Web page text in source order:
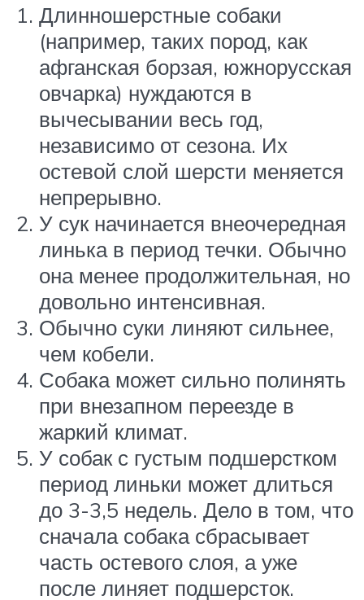
Длинношерстные собаки
(например, таких пород, как
афганская борзая, южнорусская
овчарка) нуждаются в
вычесывании весь год,
независимо от сезона. Их
остевой слой шерсти меняется
непрерывно.
У сук начинается внеочередная
линька в период течки. Обычно
она менее продолжительная, но
довольно интенсивная.
Обычно суки линяют сильнее,
чем кобели.
Собака может сильно полинять
при внезапном переезде в
жаркий климат.
У собак с густым подшерстком
период линьки может длиться
до 3-3,5 недель. Дело в том, что
сначала собака сбрасывает
часть остевого слоя, а уже
после линяет подшерсток.